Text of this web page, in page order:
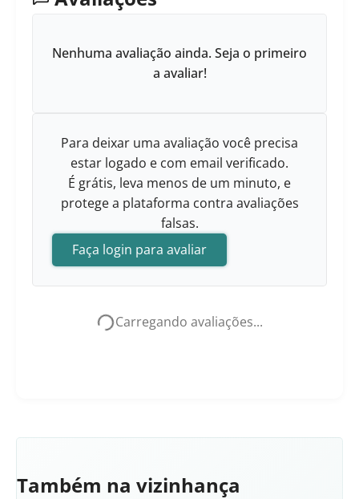
Nenhuma avaliação ainda. Seja o primeiro
a avaliar!
Para deixar uma avaliação você precisa
estar logado e com email verificado.
É grátis, leva menos de um minuto, e
protege a plataforma contra avaliações
falsas.
Faça login para avaliar
Carregando avaliações...
Também na vizinhança